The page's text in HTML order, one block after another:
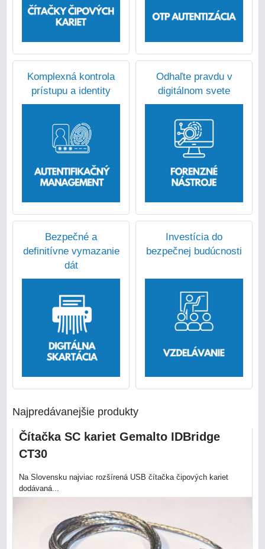
Komplexná kontrola
prístupu a identity
Odhaľte pravdu v
digitálnom svete
Bezpečné a
definitívne vymazanie
dát
Investícia do
bezpečnej budúcnosti
Najpredávanejšie produkty
Čítačka SC kariet Gemalto IDBridge
CT30
Na Slovensku najviac rozšírená USB čítačka čipových kariet
dodávaná...